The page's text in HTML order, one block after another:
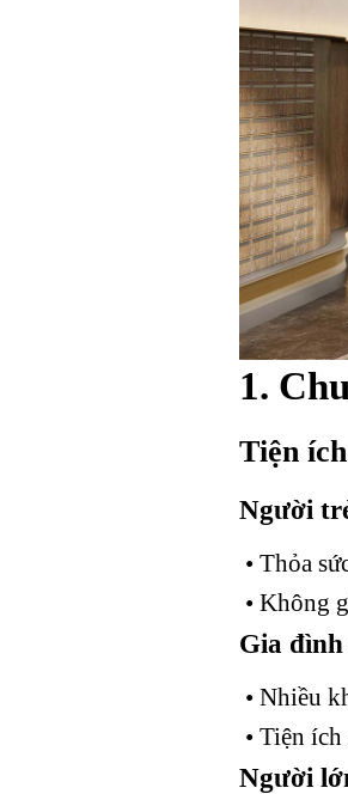
1.
Tiện
Người
• Thỏa
• Không
Gia đình
• Nhiều
• Tiện
Người